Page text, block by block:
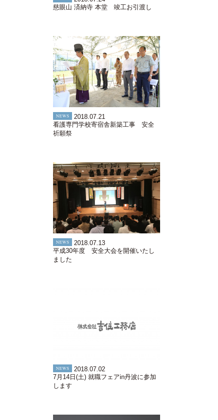
慈眼山 済納寺 本堂 竣工お引渡し
NEWS
2018.07.21
看護専門学校寄宿舎新築工事 安全
祈願祭
NEWS
2018.07.13
平成30年度 安全大会を開催いたし
ました
NEWS
2018.07.02
7月14日(土) 就職フェアin丹波に参加
します